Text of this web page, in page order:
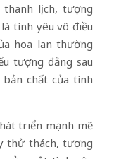
thanh lịch, tượng
tình yêu vô điều
hoa lan thường
tượng đằng sau
chất của tình
triển mạnh mẽ
thử thách, tượng